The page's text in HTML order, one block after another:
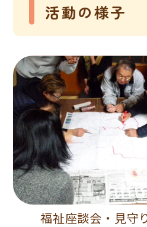
活動の様子
福祉座談会・見守